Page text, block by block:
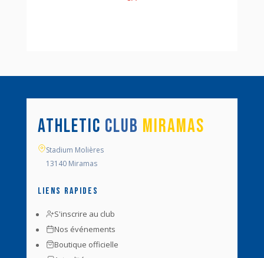
ATHLETIC CLUB MIRAMAS
Stadium Molières
13140 Miramas
Liens rapides
S'inscrire au club
Nos événements
Boutique officielle